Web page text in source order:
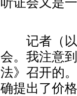
记者（以
会。我注意
法》召开的
确提出了价